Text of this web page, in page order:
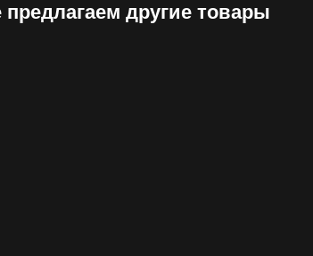
предлагаем другие товары